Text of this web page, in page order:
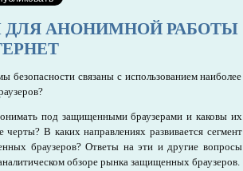
ДЛЯ АНОНИМНОЙ РАБОТЫ
безопасности связаны с использованием наиболее
под защищенными браузерами и каковы их
черты? В каких направлениях развивается сегмент
браузеров? Ответы на эти и другие вопросы
обзоре рынка защищенных браузеров.